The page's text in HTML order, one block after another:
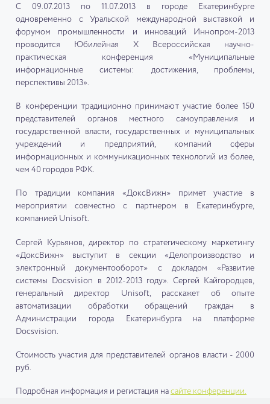
С 09.07.2013 по 11.07.2013 в городе Екатеринбурге
одновременно с Уральской международной выставкой и
форумом промышленности и инноваций Иннопром-2013
проводится Юбилейная X Всероссийская научно-
практическая конференция «Муниципальные
информационные системы: достижения, проблемы,
перспективы 2013».
В конференции традиционно принимают участие более 150
представителей органов местного самоуправления и
государственной власти, государственных и муниципальных
учреждений и предприятий, компаний сферы
информационных и коммуникационных технологий из более,
чем 40 городов РФК.
По традиции компания «ДоксВижн» примет участие в
мероприятии совместно с партнером в Екатеринбурге,
компанией Unisoft.
Сергей Курьянов, директор по стратегическому маркетингу
«ДоксВижн» выступит в секции «Делопроизводство и
электронный документооборот» с докладом «Развитие
системы Docsvision в 2012-2013 году». Сергей Кайгородцев,
генеральный директор Unisoft, расскажет об опыте
автоматизации обработки обращений граждан в
Администрации города Екатеринбурга на платформе
Docsvision.
Стоимость участия для представителей органов власти - 2000
руб.
Подробная информация и регистация на сайте конференции.